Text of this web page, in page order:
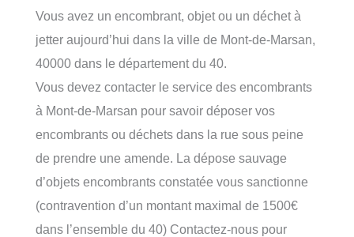
Vous avez un encombrant, objet ou un déchet à
jetter aujourd’hui dans la ville de Mont-de-Marsan,
40000 dans le département du 40.
Vous devez contacter le service des encombrants
à Mont-de-Marsan pour savoir déposer vos
encombrants ou déchets dans la rue sous peine
de prendre une amende. La dépose sauvage
d’objets encombrants constatée vous sanctionne
(contravention d’un montant maximal de 1500€
dans l’ensemble du 40) Contactez-nous pour